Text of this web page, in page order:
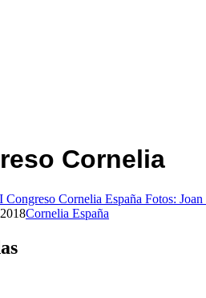
Cornelia
Congreso Cornelia España Fotos:
Cornelia España